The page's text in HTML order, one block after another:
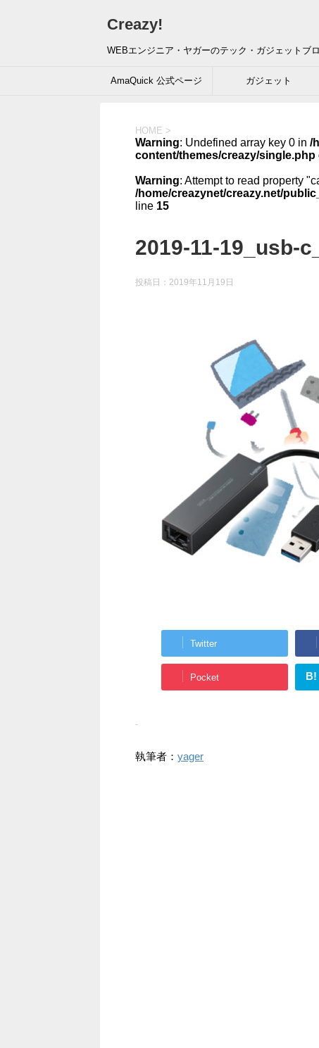
Creazy!
WEBエンジニア・ヤガーのテック・ガジェットブ
AmaQuick 公式ページ ガジェット
HOME >
Warning: Undefined array key 0 in /
content/themes/creazy/single.php
Warning: Attempt to read property
/home/creazynet/creazy.net/
line 15
2019-11-19_usb-
投稿日： 2019年11月19日
Twitter
Pocket B!
-
執筆者： yager